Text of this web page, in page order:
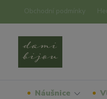
Obchodní podmínky
Náušnice